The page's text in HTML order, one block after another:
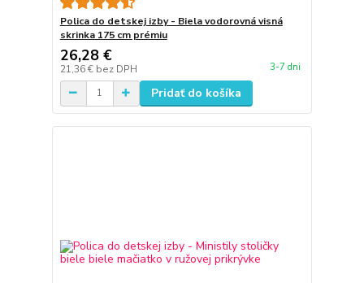
Polica do detskej izby - Biela vodorovná visná
skrinka 175 cm prémiu
26,28 €
21,36 € bez DPH 3-7 dni
Pridať do košíka